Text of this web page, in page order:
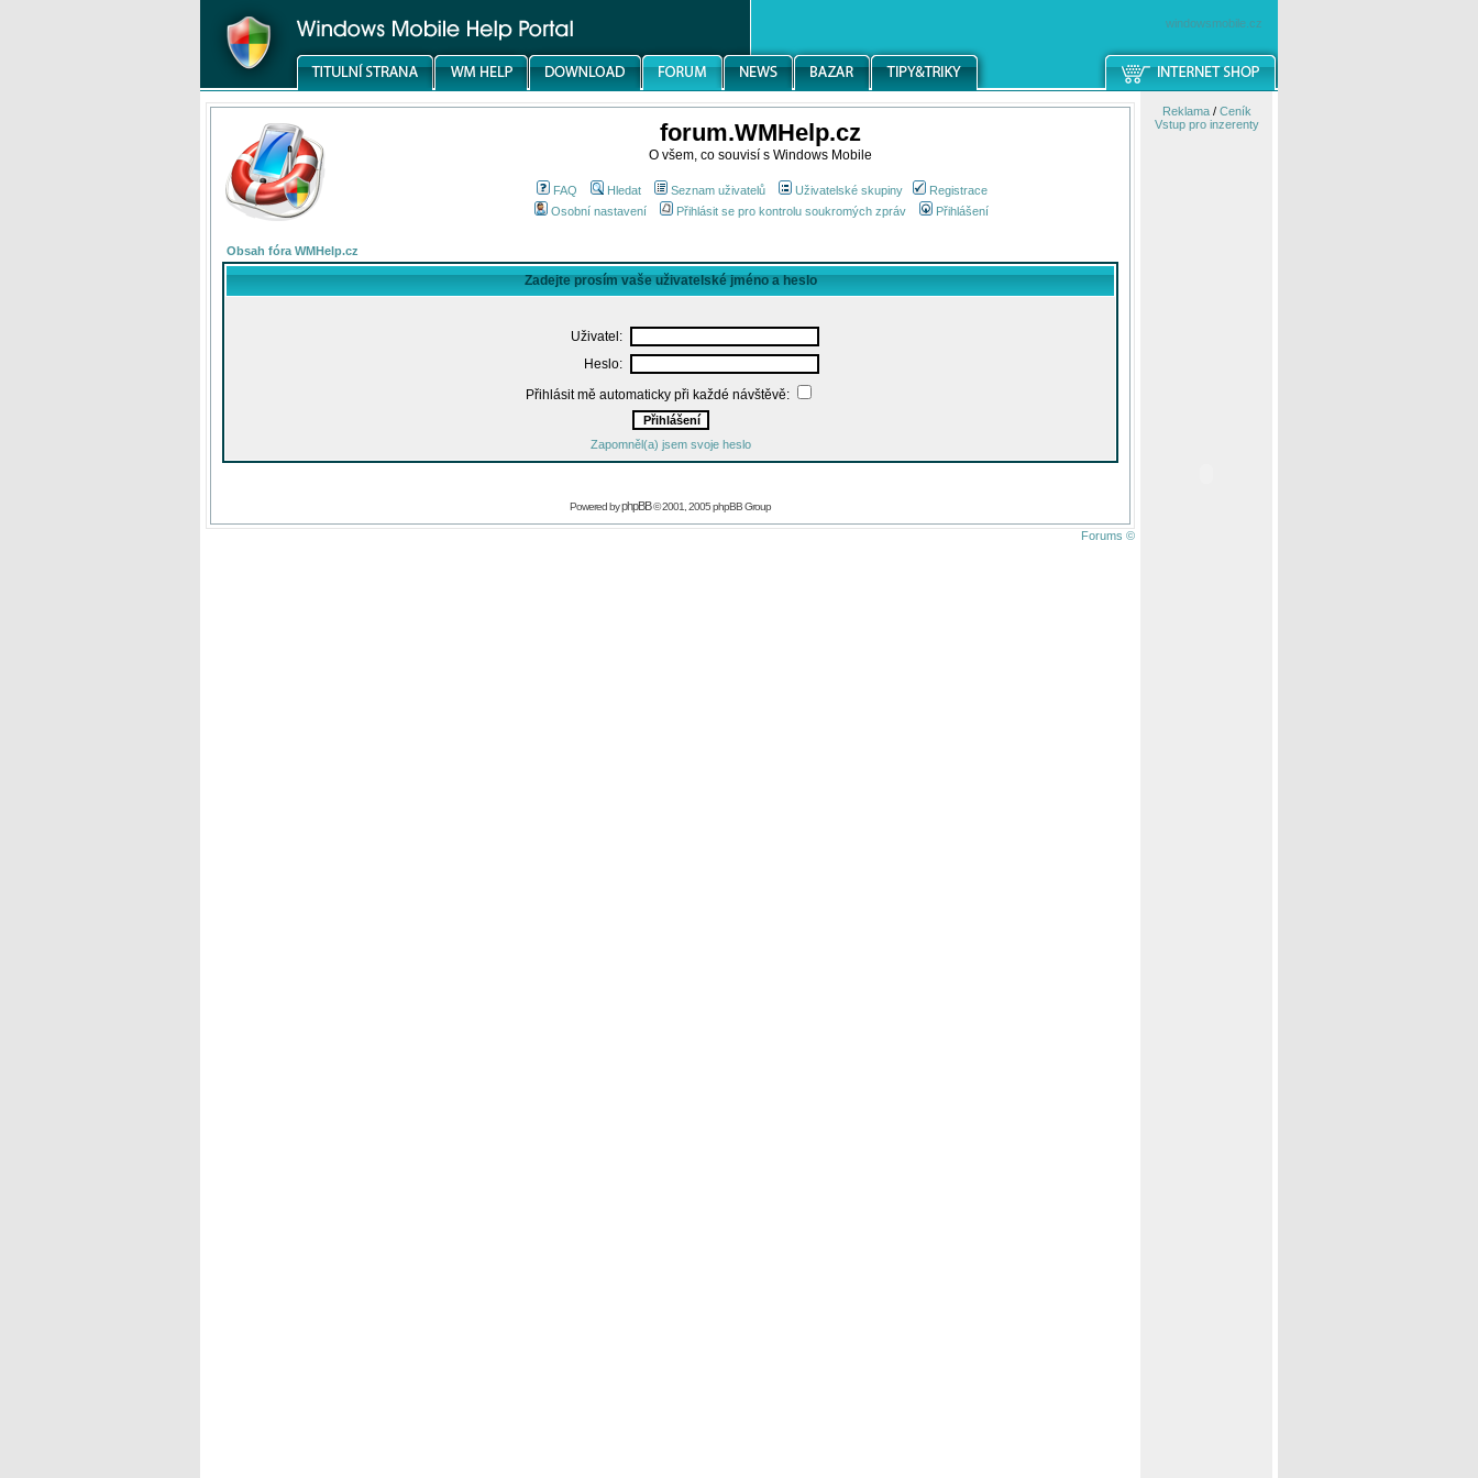
windowsmobile.cz
forum.WMHelp.cz
O všem, co souvisí s Windows Mobile
FAQ Hledat Seznam uživatelů Uživatelské skupiny
Registrace
Osobní nastavení
Přihlásit se pro kontrolu soukromých zpráv Přihlášení
Obsah fóra WMHelp.cz
Zadejte prosím vaše uživatelské jméno a heslo
Uživatel:
Heslo:
Přihlásit mě automaticky při každé návštěvě:
Zapomněl(a) jsem svoje heslo
Powered byphpBB© 2001, 2005 phpBB Group
Forums ©
Reklama/ Ceník
Vstup pro inzerenty